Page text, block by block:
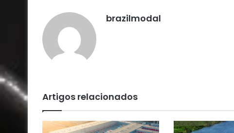
brazilmodal
Artigos relacionados